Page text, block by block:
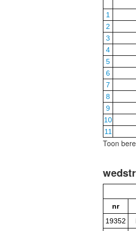
1
2
3
4
5
6
7
8
9
10
11
Toon
nr
19352